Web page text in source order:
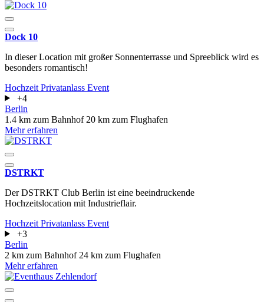
Dock 10
In dieser Location mit großer Sonnenterrasse und Spreeblick wird es
besonders romantisch!
Hochzeit Privatanlass Event
+4
Berlin
1.4 km zum Bahnhof 20 km zum Flughafen
Mehr erfahren
DSTRKT
Der DSTRKT Club Berlin ist eine beeindruckende
Hochzeitslocation mit Industrieflair.
Hochzeit Privatanlass Event
+3
Berlin
2 km zum Bahnhof 24 km zum Flughafen
Mehr erfahren